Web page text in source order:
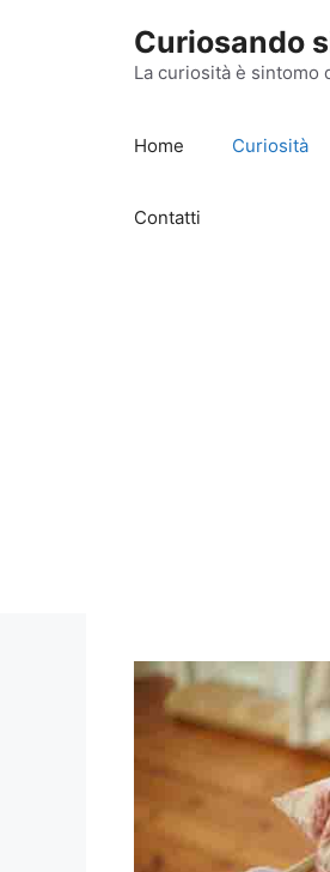
Curiosando
La curiosità è sintomo
Home Curiosità
Contatti